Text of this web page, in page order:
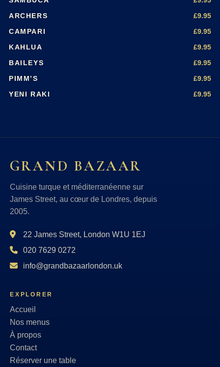
ARCHERS £9.95
CAMPARI £9.95
KAHLUA £9.95
BAILEYS £9.95
PIMM’S £9.95
YENI RAKI £9.95
GRAND BAZAAR
Cuisine turque et méditerranéenne sur
James Street, au cœur de Londres, depuis
2005.
22 James Street, London W1U 1EJ
020 7629 0272
info@grandbazaarlondon.uk
EXPLORER
Accueil
Nos menus
À propos
Contact
Réserver une table